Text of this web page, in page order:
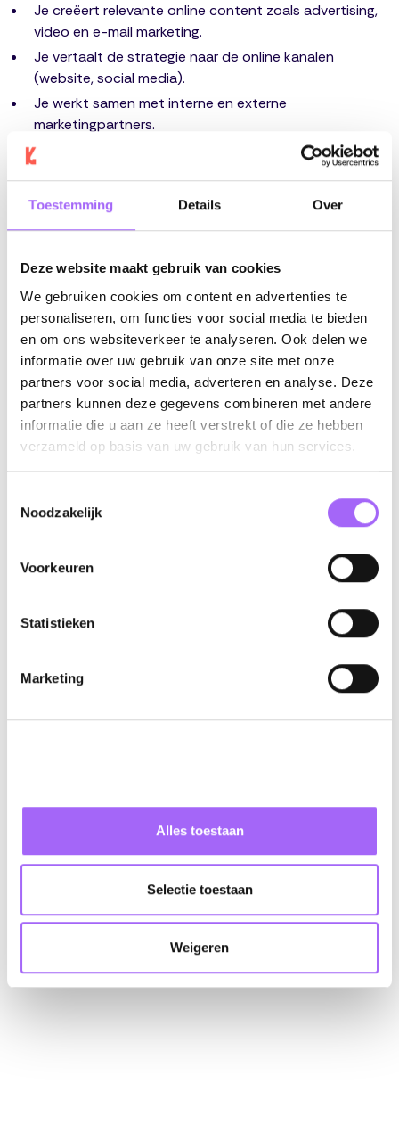
Toestemming Details Over
Deze website maakt gebruik van cookies
We gebruiken cookies om content en advertenties te
personaliseren, om functies voor social media te bieden
en om ons websiteverkeer te analyseren. Ook delen we
informatie over uw gebruik van onze site met onze
partners voor social media, adverteren en analyse. Deze
partners kunnen deze gegevens combineren met andere
informatie die u aan ze heeft verstrekt of die ze hebben
verzameld op basis van uw gebruik van hun services.
Noodzakelijk
Voorkeuren
Statistieken
Marketing
Alles toestaan
Selectie toestaan
Weigeren
Je creëert relevante online content zoals advertising,
video en e-mail marketing.
Je vertaalt de strategie naar de online kanalen
(website, social media).
Je werkt samen met interne en externe
marketingpartners.
WAT VERWACHTEN WIJ VAN JOU?
Je hebt een bachelor diploma in online marketing.
Je bent creatief, analytisch en hebt interesse in
Je bent een teamspeler met een positieve invloed op
de groepssfeer.
WAT BIEDEN WIJ JOU?
Een zeer mooie maandverloning: €3000 - €4500
bruto / maand afhankelijk van jouw kennis en ervaring.
Een grondige opleiding en doorgroeimogelijkheden via
externe trainingen.
Een ergonomische werkplek in een nieuw bedrijfspand
Leuke teammomenten en een collegiale werkomgeving.
Extralegale voordelen zoals een 13e maand, ADV
Hospitalisatieverzekering.
Ali Golfeshan
Nu solliciteren